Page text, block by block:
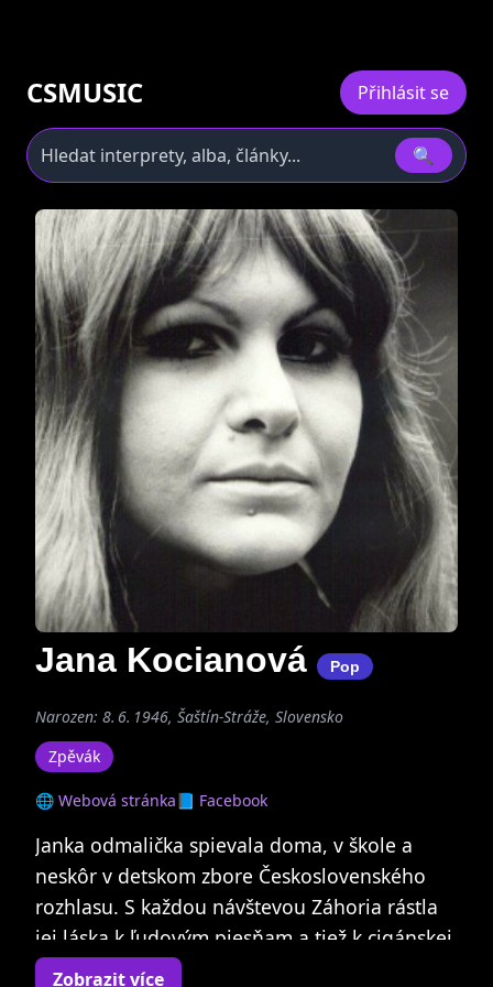
CSMUSIC Přihlásit se
🔍
Jana Kocianová Pop
Narozen: 8. 6. 1946, Šaštín-Stráže, Slovensko
Zpěvák
🌐 Webová stránka📘 Facebook
Janka odmalička spievala doma, v škole a
neskôr v detskom zbore Československého
rozhlasu. S každou návštevou Záhoria rástla
jej láska k ľudovým piesňam a tiež k cigánskej
hudbe, ktorú mohla autenticky vnímať na
Zobrazit více